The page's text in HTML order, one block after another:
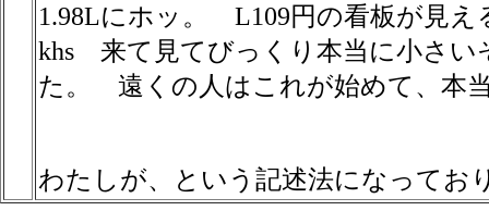
1.98Lにホッ。 L109円の看板が見え
khs 来て見てびっくり本当に小さい
た。 遠くの人はこれが始めて、本
わたしが、という記述法になってお